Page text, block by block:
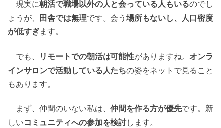
現実に朝活で職場以外の人と会っている人もいるのでし
ょうが、
田舎では無理です。会う 場所もないし、人口密度
が低すぎます。
でも、 リモートでの朝活は可能性がありますね。 オンラ
インサロンで活動している人たちの姿をネットで見ること
もあります。
まず、仲間のいない私は、 仲間を作る方が優先です。新
しいコミュニティへの参加を検討します。